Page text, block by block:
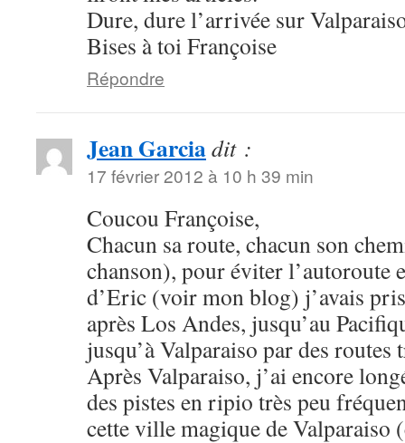
Dure, dure l’arrivée sur
Bises à toi Françoise
Répondre
Jean Garciadit :
17 février 2012 à 10 h 39 min
Coucou Françoise,
Chacun sa route, chacun son
chanson), pour éviter l’autoroute
d’Eric (voir mon blog) j’avais
après Los Andes, jusqu’au
jusqu’à Valparaiso par des routes
Après Valparaiso, j’ai encore
des pistes en ripio très peu
cette ville magique de Valparaiso